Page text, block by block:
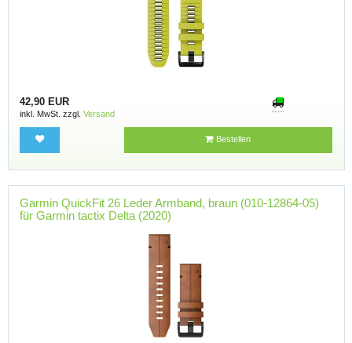
42,90 EUR
inkl. MwSt. zzgl. Versand
Bestellen
Garmin QuickFit 26 Leder Armband, braun (010-12864-05)
für Garmin tactix Delta (2020)